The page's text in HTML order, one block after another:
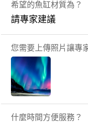
希望的魚缸材質為？
請專家建議
您需要上傳照片讓專
什麼時間方便服務？